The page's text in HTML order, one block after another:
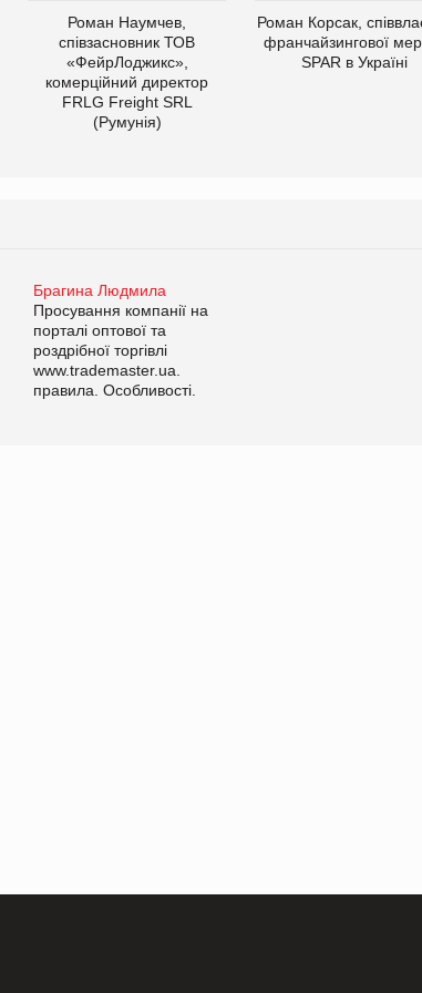
Роман Наумчев,
співзасновник ТОВ
«ФейрЛоджикс»,
комерційний директор
FRLG Freight SRL
(Румунія)
Роман Корсак,
франчайзингової
SPAR в Україні
Брагина Людмила
Просування компанії на
порталі оптової та
роздрібної торгівлі
www.trademaster.ua.
правила. Особливості.